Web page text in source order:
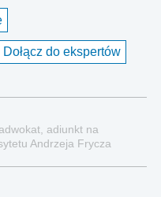
Dołącz do ekspertów
adiunkt na
Andrzeja Frycza